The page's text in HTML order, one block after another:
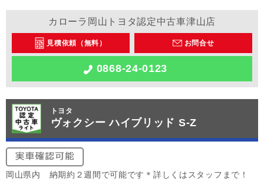
カローラ岡山トヨタ認定中古車津山店
見積依頼（無料） お問合せ
0868-24-0123
トヨタ
ヴォクシー ハイブリッド S-Z
岡山県内 納期約２週間で可能です＊詳しくはスタッフまで！